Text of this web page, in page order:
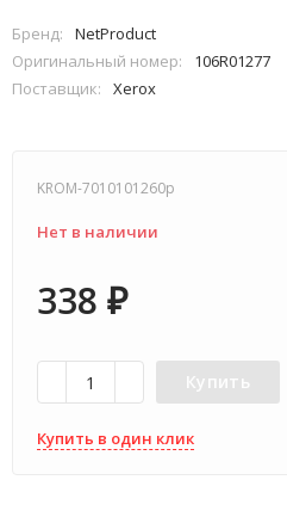
Бренд:
NetProduct
Оригинальный номер:
106R01277
Поставщик:
Xerox
KROM-7010101260p
Нет в наличии
338 ₽
Купить
Купить в один клик